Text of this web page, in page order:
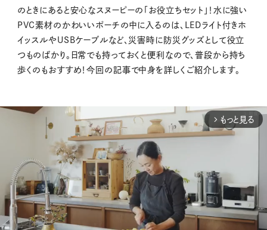
のときにあると安心なスヌーピーの「お役立ちセット」！水に強い
PVC素材のかわいいポーチの中に入るのは、LEDライト付きホ
イッスルやUSBケーブルなど、災害時に防災グッズとして役立
つものばかり。日常でも持っておくと便利なので、普段から持ち
歩くのもおすすめ！今回の記事で中身を詳しくご紹介します。
arrow_forward_ios もっと見る